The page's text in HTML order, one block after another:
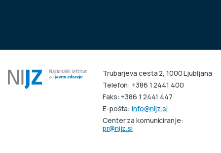
Trubarjeva cesta 2, 1000 Ljubljana
Telefon: +386 1 2441 400
Faks: +386 1 2441 447
E-pošta:info@nijz.si
Center za komuniciranje:
pr@nijz.si